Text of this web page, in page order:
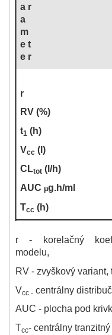
a r
a
m
e t
e r
r
RV (%)
t1 (h)
Vcc (l)
CLtot (l/h)
AUC µg.h/ml
Tcc (h)
r - korelačný
modelu,
RV - zvyškový variant,
Vcc - centrálny
AUC - plocha pod
Tcc- centrálny tranzitný